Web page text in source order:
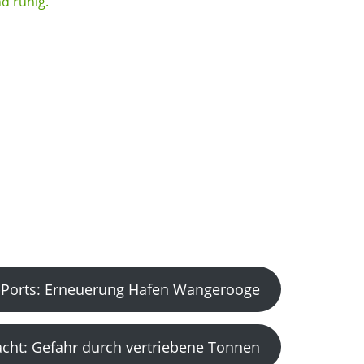
Erneuerung Hafen Wangerooge
Gefahr durch vertriebene Tonnen